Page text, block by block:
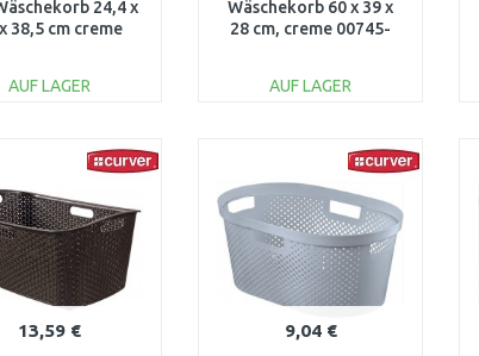
24,4 x
38,5 cm creme
AUF LAGER
Wäschekorb 60 x 39 x
28 cm, creme 00745-
AUF LAGER
Vergleichen
13,59 € 9,04 €